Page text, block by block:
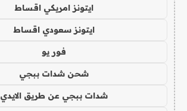
ايتونز امريكي اقساط
ايتونز سعودي اقساط
فور يو
شحن شدات ببجي
شدات ببجي عن طريق الايدي